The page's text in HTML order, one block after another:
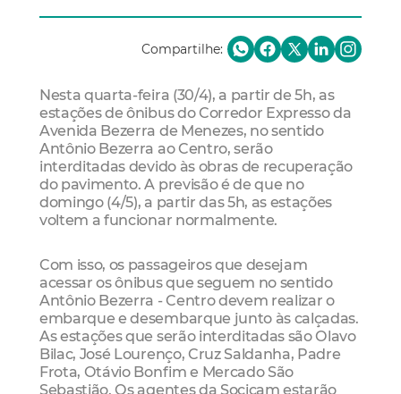
Compartilhe:
Nesta quarta-feira (30/4), a partir de 5h, as
estações de ônibus do Corredor Expresso da
Avenida Bezerra de Menezes, no sentido
Antônio Bezerra ao Centro, serão
interditadas devido às obras de recuperação
do pavimento. A previsão é de que no
domingo (4/5), a partir das 5h, as estações
voltem a funcionar normalmente.
Com isso, os passageiros que desejam
acessar os ônibus que seguem no sentido
Antônio Bezerra - Centro devem realizar o
embarque e desembarque junto às calçadas.
As estações que serão interditadas são Olavo
Bilac, José Lourenço, Cruz Saldanha, Padre
Frota, Otávio Bonfim e Mercado São
Sebastião. Os agentes da Socicam estarão